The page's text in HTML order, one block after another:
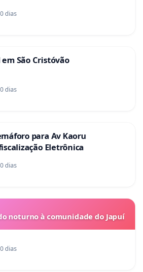
dias
São Cristóvão
dias
para Av Kaoru
Eletrônica
dias
noturno à comunidade do Japuí
dias